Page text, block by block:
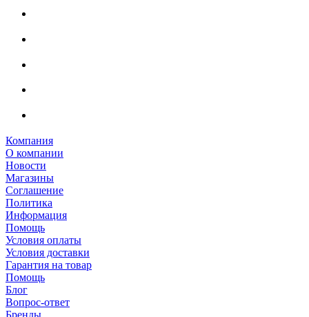
Компания
О компании
Новости
Магазины
Соглашение
Политика
Информация
Помощь
Условия оплаты
Условия доставки
Гарантия на товар
Помощь
Блог
Вопрос-ответ
Бренды